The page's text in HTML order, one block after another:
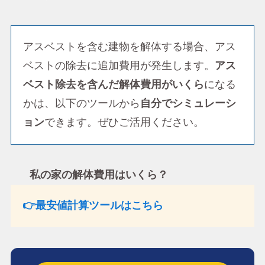
アスベストを含む建物を解体する場合、アス
ベストの除去に追加費用が発生します。 アス
ベスト除去を含んだ解体費用がいくらになる
かは、以下のツールから 自分でシミュレーシ
ョンできます。ぜひご活用ください。
私の家の解体費用はいくら？
👉最安値計算ツールはこちら